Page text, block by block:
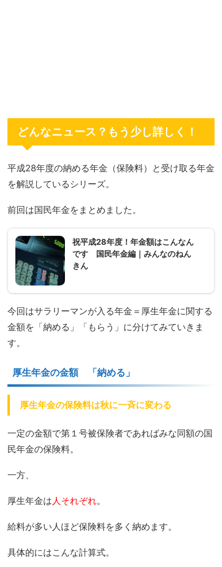
どんなニュース？もう少し詳しく！
平成28年度の納める年金（保険料）と受け取る年金
を解説しているシリーズ。
前回は国民年金をまとめました。
祝平成28年度！年金額はこんなん
です 国民年金編｜みんなのねん
きん
今回はサラリーマンが入る年金＝厚生年金に関する
金額を「納める」「もらう」に分けてみていきま
す。
厚生年金の金額 「納める」
厚生年金の保険料は秋に一斉に変わる
一定の金額で第１号被保険者であればみな同額の国
民年金の保険料。
一方、
厚生年金は人それぞれ。
給料が多い人ほど保険料を多く納めます。
具体的にはこんな計算式。